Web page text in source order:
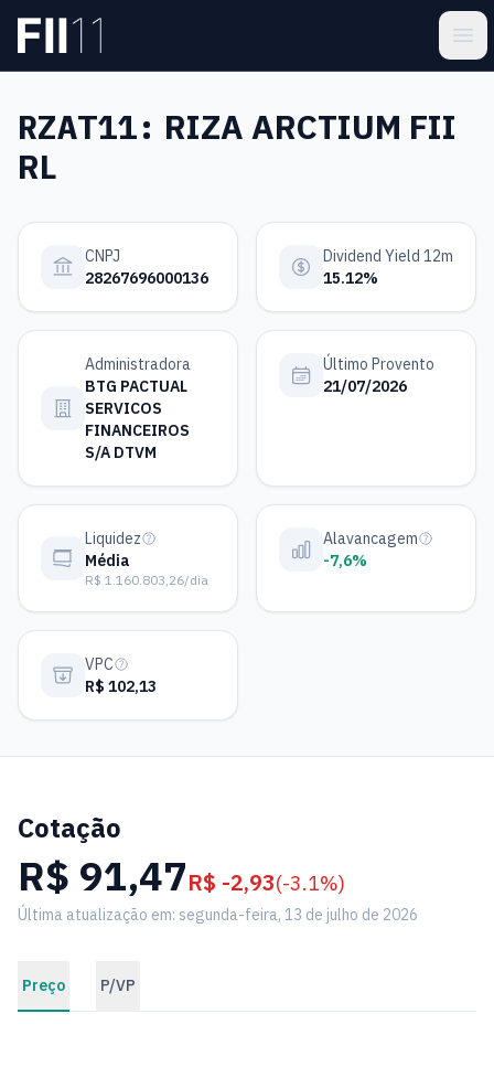
Pular para o conteúdo principal
RZAT11: RIZA ARCTIUM FII
RL
CNPJ
28267696000136
Dividend Yield 12m
15.12%
Administradora
BTG PACTUAL
SERVICOS
FINANCEIROS
S/A DTVM
Último Provento
21/07/2026
Liquidez
Média
R$ 1.160.803,26/dia
Alavancagem
-7,6%
VPC
R$ 102,13
Cotação
R$ 91,47R$ -2,93(-3.1%)
Última atualização em: segunda-feira, 13 de julho de 2026
Preço P/VP